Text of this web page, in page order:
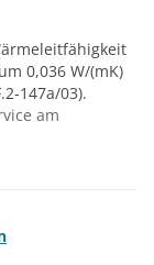
0,036 W/(mK)
147a/03).
am